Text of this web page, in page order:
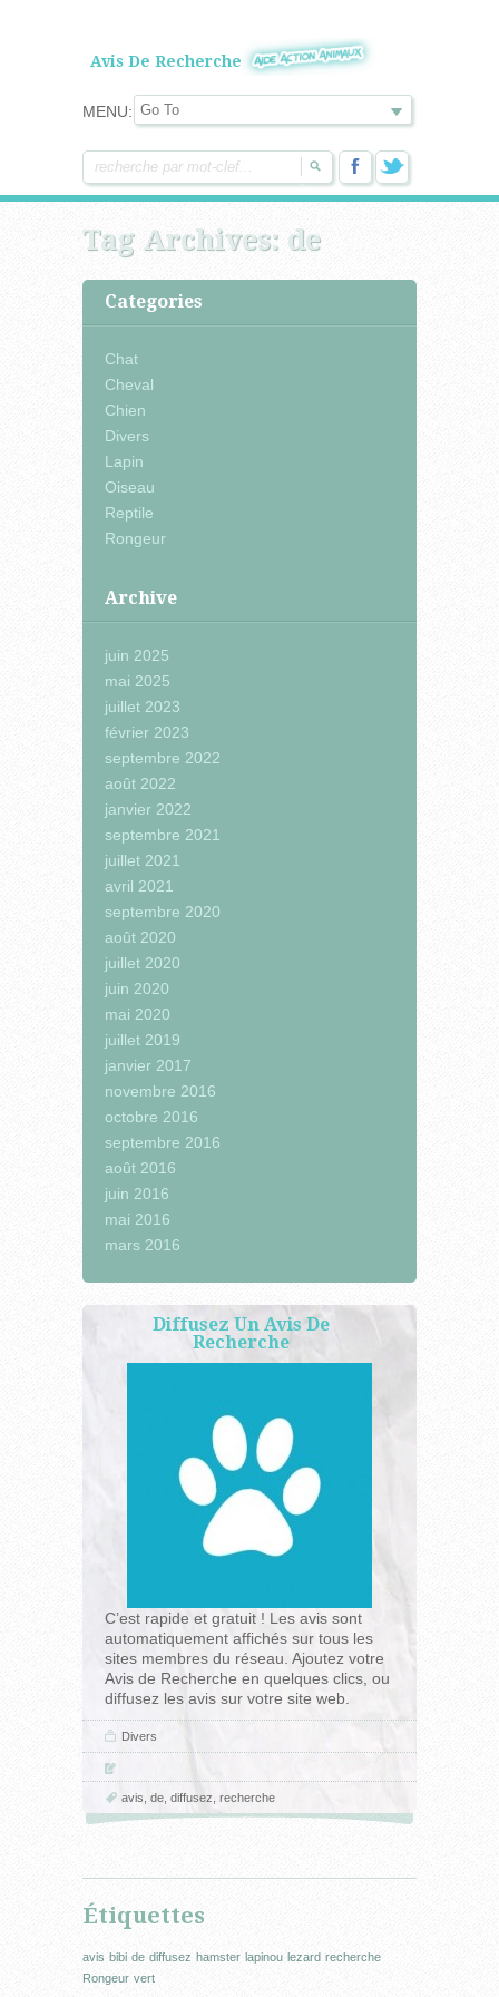
Avis De Recherche
MENU:
Tag Archives: de
Categories
Chat
Cheval
Chien
Divers
Lapin
Oiseau
Reptile
Rongeur
Archive
juin 2025
mai 2025
juillet 2023
février 2023
septembre 2022
août 2022
janvier 2022
septembre 2021
juillet 2021
avril 2021
septembre 2020
août 2020
juillet 2020
juin 2020
mai 2020
juillet 2019
janvier 2017
novembre 2016
octobre 2016
septembre 2016
août 2016
juin 2016
mai 2016
mars 2016
Diffusez Un Avis De
Recherche
C’est rapide et gratuit ! Les avis sont
automatiquement affichés sur tous les
sites membres du réseau. Ajoutez votre
Avis de Recherche en quelques clics, ou
diffusez les avis sur votre site web.
Divers
avis de diffusez recherche
Étiquettes
avis bibi de diffusez hamster lapinou lezard recherche
Rongeur vert